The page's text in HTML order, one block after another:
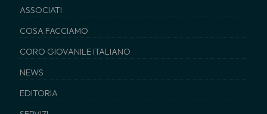
ASSOCIATI
COSA FACCIAMO
CORO GIOVANILE ITALIANO
NEWS
EDITORIA